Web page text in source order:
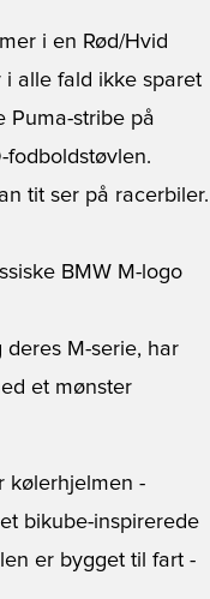
i en Rød/Hvid
alle fald ikke sparet
Puma-stribe på
fodboldstøvlen.
tit ser på racerbiler.
BMW M-logo
M-serie, har
et mønster
kølerhjelmen -
bikube-inspirerede
er bygget til fart -